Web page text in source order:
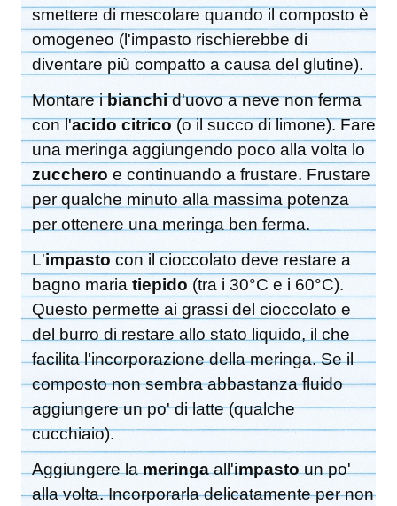
smettere di mescolare quando il composto è
omogeneo (l'impasto rischierebbe di
diventare più compatto a causa del glutine).
Montare ibianchid'uovo a neve non ferma
con l'acido citrico(o il succo di limone). Fare
una meringa aggiungendo poco alla volta lo
zucchero e continuando a frustare. Frustare
per qualche minuto alla massima potenza
per ottenere una meringa ben ferma.
L'impastocon il cioccolato deve restare a
bagno maria tiepido (tra i 30°C e i 60°C).
Questo permette ai grassi del cioccolato e
del burro di restare allo stato liquido, il che
facilita l'incorporazione della meringa. Se il
composto non sembra abbastanza fluido
aggiungere un po' di latte (qualche
cucchiaio).
Aggiungere lameringaall'impastoun po'
alla volta. Incorporarla delicatamente per non